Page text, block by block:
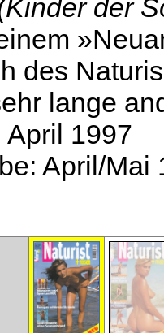
der
des
lange
April 1997
April/